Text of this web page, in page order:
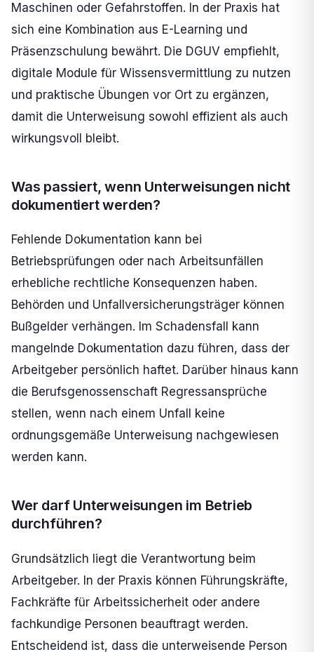
Maschinen oder Gefahrstoffen. In der Praxis hat
sich eine Kombination aus E-Learning und
Präsenzschulung bewährt. Die DGUV empfiehlt,
digitale Module für Wissensvermittlung zu nutzen
und praktische Übungen vor Ort zu ergänzen,
damit die Unterweisung sowohl effizient als auch
wirkungsvoll bleibt.
Was passiert, wenn Unterweisungen nicht
dokumentiert werden?
Fehlende Dokumentation kann bei
Betriebsprüfungen oder nach Arbeitsunfällen
erhebliche rechtliche Konsequenzen haben.
Behörden und Unfallversicherungsträger können
Bußgelder verhängen. Im Schadensfall kann
mangelnde Dokumentation dazu führen, dass der
Arbeitgeber persönlich haftet. Darüber hinaus kann
die Berufsgenossenschaft Regressansprüche
stellen, wenn nach einem Unfall keine
ordnungsgemäße Unterweisung nachgewiesen
werden kann.
Wer darf Unterweisungen im Betrieb
durchführen?
Grundsätzlich liegt die Verantwortung beim
Arbeitgeber. In der Praxis können Führungskräfte,
Fachkräfte für Arbeitssicherheit oder andere
fachkundige Personen beauftragt werden.
Entscheidend ist, dass die unterweisende Person